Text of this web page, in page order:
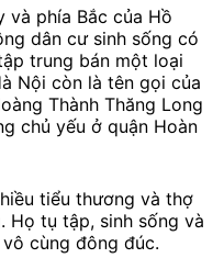
và phía Bắc của Hồ
dân cư sinh sống có
trung bán một loại
Nội còn là tên gọi của
Thành Thăng Long
chủ yếu ở quận Hoàn
tiểu thương và thợ
Họ tụ tập, sinh sống và
cùng đông đúc.